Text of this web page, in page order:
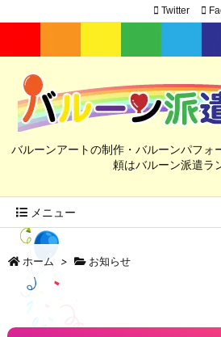
バルーンアートの制作・バルーンパフォ
頼はバルーン派遣ラ
メニュー
Twitter
ホーム > お知らせ